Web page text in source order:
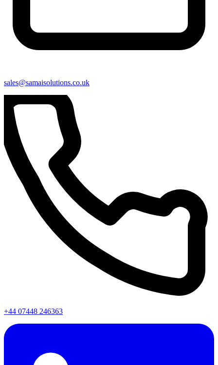
sales@samaisolutions.co.uk
+44 07448 246363